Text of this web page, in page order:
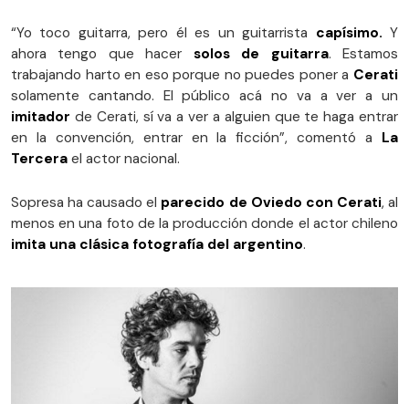
“Yo toco guitarra, pero él es un guitarrista capísimo. Y
ahora tengo que hacer solos de guitarra. Estamos
trabajando harto en eso porque no puedes poner a Cerati
solamente cantando. El público acá no va a ver a un
imitador de Cerati, sí va a ver a alguien que te haga entrar
en la convención, entrar en la ficción”, comentó a La
Tercera el actor nacional.
Sopresa ha causado el parecido de Oviedo con Cerati, al
menos en una foto de la producción donde el actor chileno
imita una clásica fotografía del argentino.